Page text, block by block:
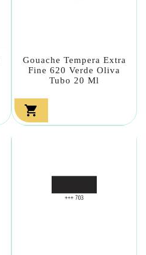
Gouache Tempera Extra
Fine 620 Verde Oliva
Tubo 20 Ml
